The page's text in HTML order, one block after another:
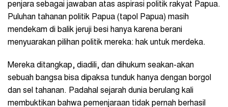
penjara sebagai jawaban atas aspirasi politik rakyat Papua.
Puluhan tahanan politik Papua (tapol Papua) masih
mendekam di balik jeruji besi hanya karena berani
menyuarakan pilihan politik mereka: hak untuk merdeka.
Mereka ditangkap, diadili, dan dihukum seakan-akan
sebuah bangsa bisa dipaksa tunduk hanya dengan borgol
dan sel tahanan. Padahal sejarah dunia berulang kali
membuktikan bahwa pemenjaraan tidak pernah berhasil